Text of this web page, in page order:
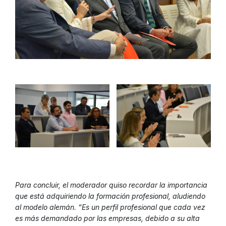
Para concluir, el moderador quiso recordar la importancia
que está adquiriendo la formación profesional, aludiendo
al modelo alemán. “Es un perfil profesional que cada vez
es más demandado por las empresas, debido a su alta